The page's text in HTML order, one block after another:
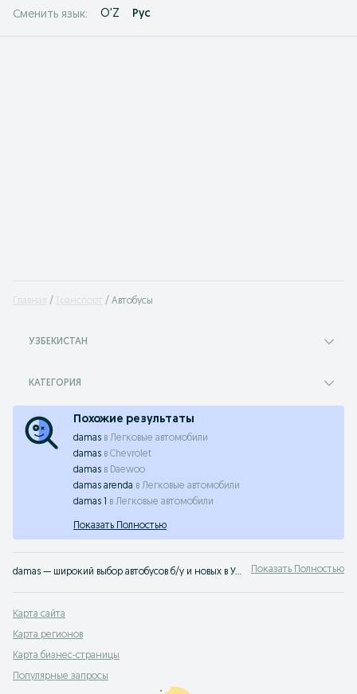
Сменить язык: O'Z Рус
Главная Транспорт Автобусы
УЗБЕКИСТАН
КАТЕГОРИЯ
Похожие результаты
damas в Легковые автомобили
damas в Chevrolet
damas в Daewoo
damas arenda в Легковые автомобили
damas 1 в Легковые автомобили
Показать Полностью
damas — широкий выбор автобусов б/у и новых в Узбекистане ✔️ Отличные цены и предложения ⭐ Найдите или разместите объявление на OLX.uz Показать Полностью
Карта сайта
Карта регионов
Карта бизнес-страницы
Популярные запросы